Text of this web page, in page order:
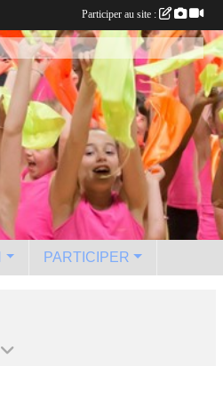
PARTICIPER
Participer au site :